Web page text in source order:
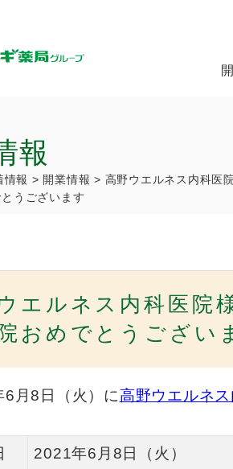
報
情報 > 開業情報 > 高野ウエルネス内科医
うございます
エルネス内科医院
おめでとうござい
6月8日（火）に高野ウエルネ
2021年6月8日（火）